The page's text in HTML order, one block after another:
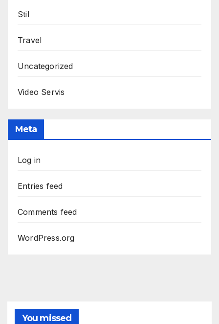
Stil
Travel
Uncategorized
Video Servis
Meta
Log in
Entries feed
Comments feed
WordPress.org
You missed